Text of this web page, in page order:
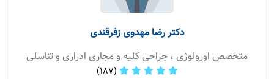
دکتر رضا مهدوی زفرقندی
متخصص اورولوژی ، جراحی کلیه و مجاری ادراری و تناسلی
(187)